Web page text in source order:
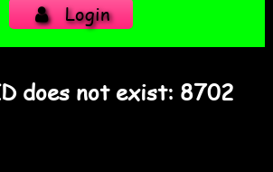
Login
does not exist: 8702